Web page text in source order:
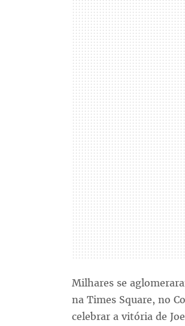
Milhares se
na Times Square, no
celebrar a vitória de